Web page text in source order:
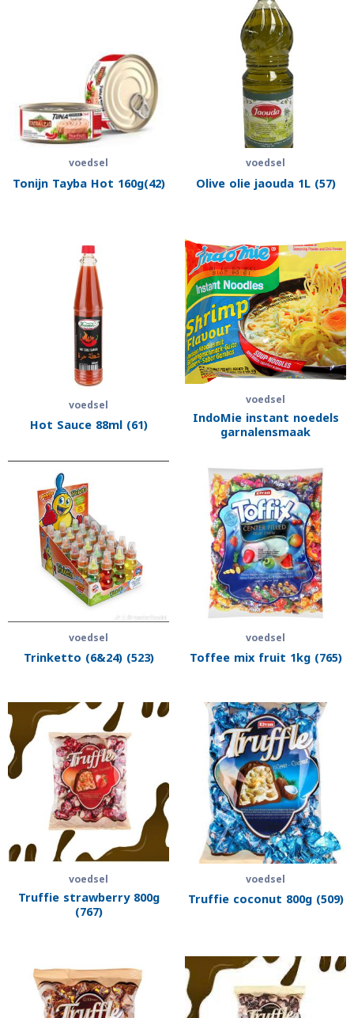
voedsel
Tonijn Tayba Hot 160g(42)
voedsel
Olive olie jaouda 1L (57)
voedsel
Hot Sauce 88ml (61)
voedsel
IndoMie instant noedels
garnalen­smaak
voedsel
Trinketto (6&24) (523)
voedsel
Toffee mix fruit 1kg (765)
voedsel
Truffie strawberry 800g
(767)
voedsel
Truffie coconut 800g (509)